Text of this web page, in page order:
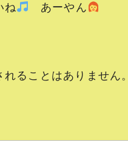
ね あーやん
ることはありません。